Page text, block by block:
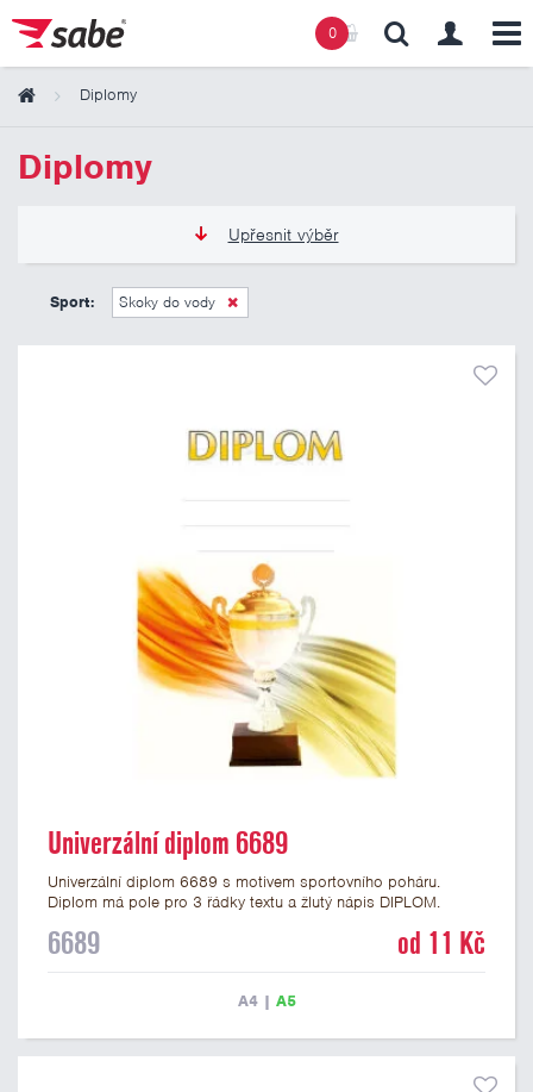
0
Diplomy
Diplomy
Upřesnit výběr
11 Kč
Sport: Skoky do vody
Univerzální diplom 6689
Univerzální diplom 6689 s motivem sportovního poháru.
Diplom má pole pro 3 řádky textu a žlutý nápis DIPLOM.
diplom je vhodný pro většinu událostí, ke kterým by se hodil i
6689 od 11 Kč
A4| A5
Obsah košíku